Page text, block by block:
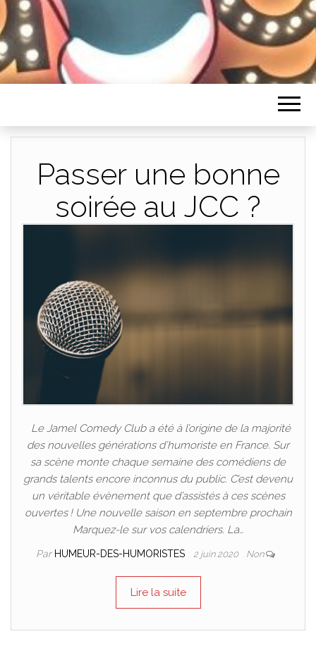
HUMORISTES
Passer une bonne
soirée au JCC ?
Le Jamel Comedy Club a été à l’origine de la majorité
des nouvelles générations d’humoriste en France. Sur
sa scène monte chaque semaine des comédiens de
grands talents encore inconnus du public. C’est devenu
un véritable évènement que d’assistés à ces scènes
ouvertes ! Une nouvelle saison en septembre prochain
Marquez-le sur vos calendriers. La…
Par HUMEUR-DES-HUMORISTES 2 juin 2020 Non
Lire la suite